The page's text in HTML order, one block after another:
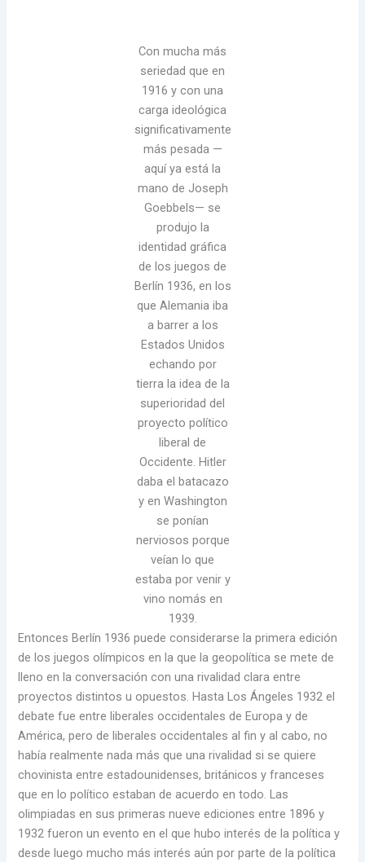
Con mucha más
seriedad que en
1916 y con una
carga ideológica
significativamente
más pesada —
aquí ya está la
mano de Joseph
Goebbels— se
produjo la
identidad gráfica
de los juegos de
Berlín 1936, en los
que Alemania iba
a barrer a los
Estados Unidos
echando por
tierra la idea de la
superioridad del
proyecto político
liberal de
Occidente. Hitler
daba el batacazo
y en Washington
se ponían
nerviosos porque
veían lo que
estaba por venir y
vino nomás en
1939.
Entonces Berlín 1936 puede considerarse la primera edición
de los juegos olímpicos en la que la geopolítica se mete de
lleno en la conversación con una rivalidad clara entre
proyectos distintos u opuestos. Hasta Los Ángeles 1932 el
debate fue entre liberales occidentales de Europa y de
América, pero de liberales occidentales al fin y al cabo, no
había realmente nada más que una rivalidad si se quiere
chovinista entre estadounidenses, británicos y franceses
que en lo político estaban de acuerdo en todo. Las
olimpiadas en sus primeras nueve ediciones entre 1896 y
1932 fueron un evento en el que hubo interés de la política y
desde luego mucho más interés aún por parte de la política